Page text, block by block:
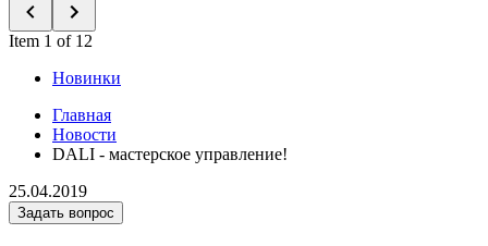
Item 1 of 12
Новинки
Главная
Новости
DALI - мастерское управление!
25.04.2019
Задать вопрос